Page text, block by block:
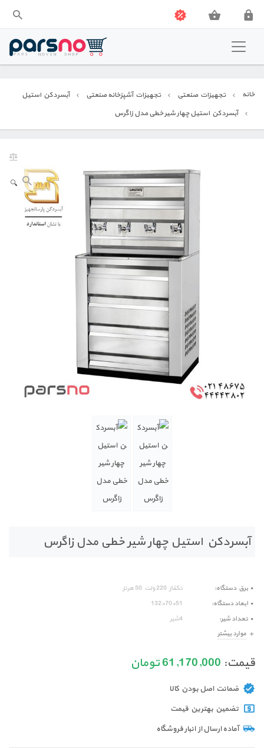
فروشگاه پارس نو
خانه تجهیزات صنعتی تجهیزات آشپزخانه صنعتی
آبسردکن استیل
آبسردکن استیل چهار شیر خطی مدل زاگرس
🔍
آبسردکن استیل چهار شیر خطی مدل زاگرس
برق دستگاه
تکفاز 220 ولت 50 هرتز
ابعاد دستگاه
51×70×132
تعداد شیر
4شیر
موارد بیشتر
قیمت: 61,170,000تومان
ضمانت اصل بودن کالا
تضمین بهترین قیمت
آماده ارسال از انبار فروشگاه